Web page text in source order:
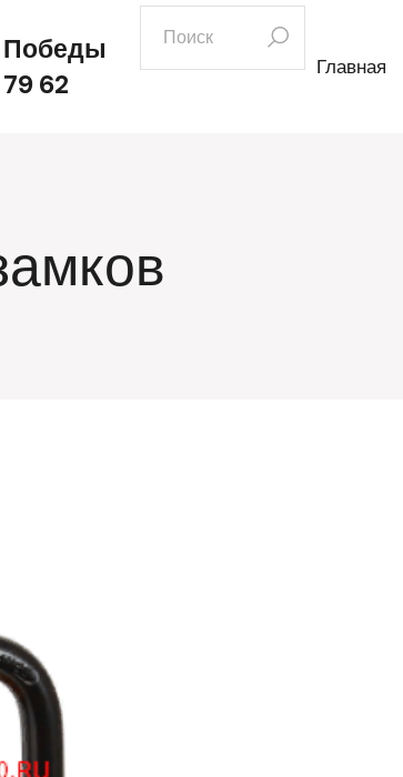
Победы
62
искать:
Главная